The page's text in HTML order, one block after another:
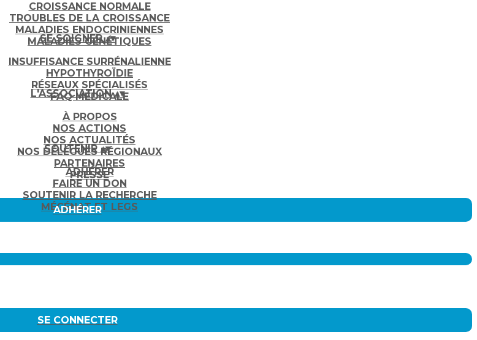
CROISSANCE NORMALE
TROUBLES DE LA CROISSANCE
MALADIES ENDOCRINIENNES
MALADIES GÉNÉTIQUES
SE SOIGNER▴▾
INSUFFISANCE SURRÉNALIENNE
HYPOTHYROÏDIE
RÉSEAUX SPÉCIALISÉS
FAQ MÉDICALE
L'ASSOCIATION▴▾
À PROPOS
NOS ACTIONS
NOS ACTUALITÉS
NOS DÉLÉGUÉS RÉGIONAUX
PARTENAIRES
PRESSE
SOUTENIR▴▾
ADHÉRER
FAIRE UN DON
SOUTENIR LA RECHERCHE
MÉCÉNAT ET LEGS
ADHÉRER
SE CONNECTER